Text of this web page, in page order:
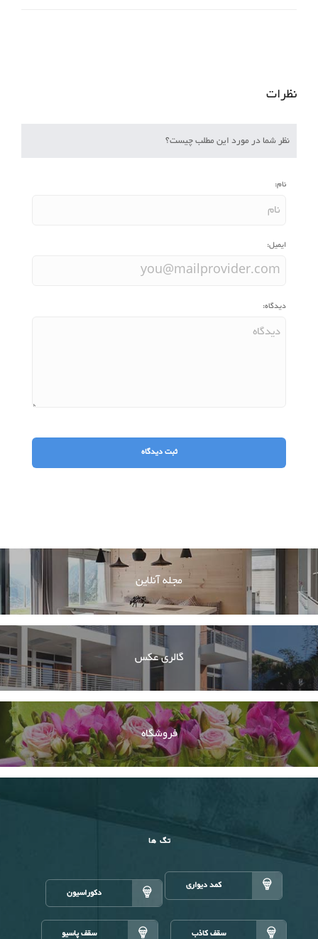
نظرات
نظر شما در مورد این مطلب چیست؟
نام:
ایمیل:
دیدگاه:
مجله آنلاین
گالری عکس
فروشگاه
تگ ها
کمد دیواری دکوراسیون
سقف کاذب سقف پاسیو